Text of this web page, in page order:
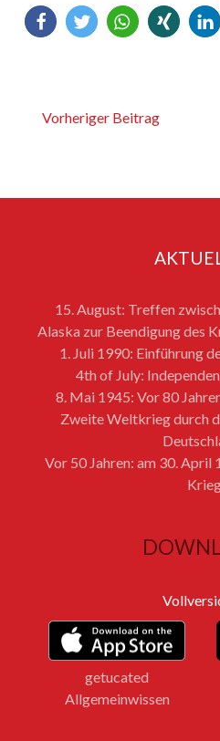
Vorheriger Beitrag
15. August: Treffen
Alaska zur Beendigung des
1. Juli 1990: Einführung
4th of July:
8. Mai 1945: Vor 80
Zweite Weltkrieg durch
Vor 50 Jahren: am 30. April
getucated
Allgemeinwissen